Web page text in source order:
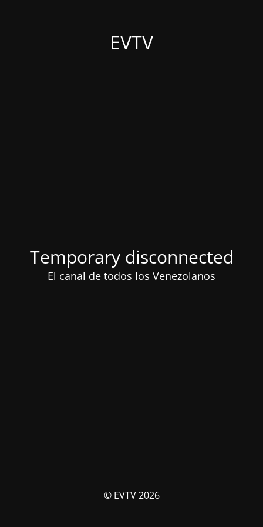
EVTV
Temporary disconnected
El canal de todos los Venezolanos
© EVTV 2026